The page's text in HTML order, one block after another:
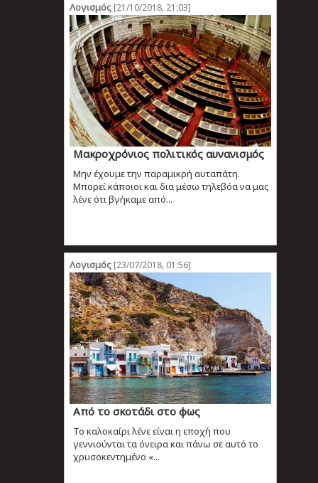
Λογισμός[21/10/2018, 21:03]
Μακροχρόνιος πολιτικός αυνανισμός
Μην έχουμε την παραμικρή αυταπάτη.
Μπορεί κάποιοι και δια μέσω τηλεβόα να μας
λένε ότι βγήκαμε από...
Λογισμός[23/07/2018, 01:56]
Από το σκοτάδι στο φως
Το καλοκαίρι λένε είναι η εποχή που
γεννιούνται τα όνειρα και πάνω σε αυτό το
χρυσοκεντημένο «...